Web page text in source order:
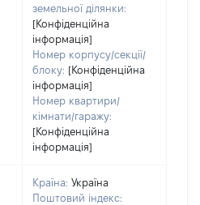
земельної ділянки:
[Конфіденційна
інформація]
Номер корпусу/секції/
блоку: [Конфіденційна
інформація]
Номер квартири/
кімнати/гаражу:
[Конфіденційна
інформація]
Країна: Україна
Поштовий індекс: